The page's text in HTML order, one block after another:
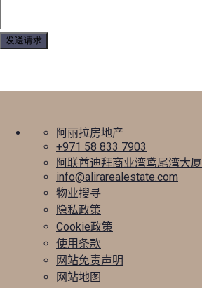
阿丽拉房地产
+971 58 833 7903
阿联酋迪拜商业湾鸢尾湾大厦
info@alirarealestate.com
物业搜寻
隐私政策
Cookie政策
使用条款
网站免责声明
网站地图